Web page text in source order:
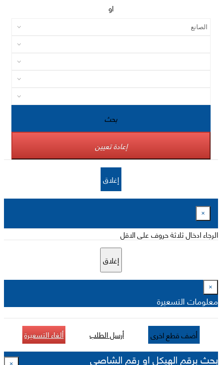
او
بحث
إعادة تعيين
إغلاق
×
الرجاء ادخال ثلاثة حروف على الاقل
إغلاق
×
معلومات التسعيرة
أضف قطع اخرى أرسل الطلب ألغاء التسعيرة
بحث برقم الهيكل او رقم الشاصي